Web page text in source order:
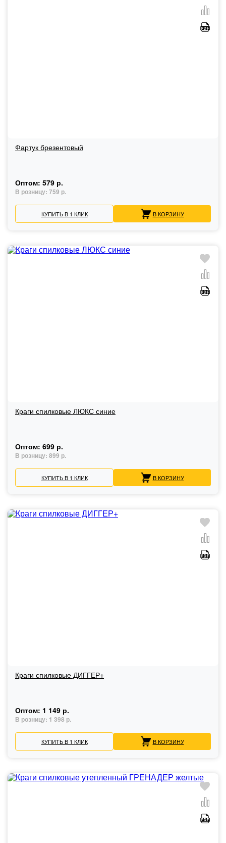
Фартук брезентовый
Оптом: 579 р.
В розницу: 759 р.
КУПИТЬ В 1 КЛИК В КОРЗИНУ
Краги спилковые ЛЮКС синие
Оптом: 699 р.
В розницу: 899 р.
КУПИТЬ В 1 КЛИК В КОРЗИНУ
Краги спилковые ДИГГЕР+
Оптом: 1 149 р.
В розницу: 1 398 р.
КУПИТЬ В 1 КЛИК В КОРЗИНУ